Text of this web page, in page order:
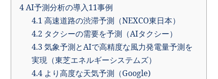
4AI予測分析の導入11事例
4.1 高速道路の渋滞予測（NEXCO東日本）
4.2 タクシーの需要を予測（AIタクシー）
4.3 気象予測とAIで高精度な風力発電量予測を
実現（東芝エネルギーシステムズ）
4.4より高度な天気予測（Google)